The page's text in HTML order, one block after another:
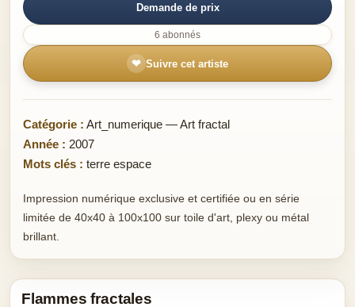
Demande de prix
6 abonnés
❤ Suivre cet artiste
Catégorie : Art_numerique — Art fractal
Année : 2007
Mots clés : terre espace
Impression numérique exclusive et certifiée ou en série
limitée de 40x40 à 100x100 sur toile d'art, plexy ou métal
brillant.
Flammes fractales